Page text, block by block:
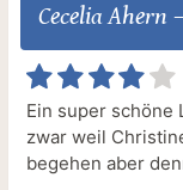
Cecelia Ahern
Ein super schöne
zwar weil
begehen aber